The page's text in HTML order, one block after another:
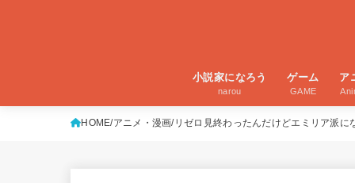
小説家になろう
narou
ゲーム
GAME
ア
HOME アニメ・漫画 リゼロ見終わったんだけどエミリア派に